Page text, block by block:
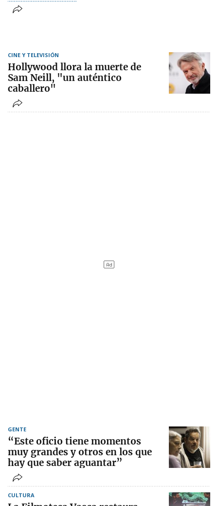
CINE Y TELEVISIÓN
Hollywood llora la muerte de
Sam Neill, "un auténtico
caballero"
GENTE
“Este oficio tiene momentos
muy grandes y otros en los que
hay que saber aguantar”
CULTURA